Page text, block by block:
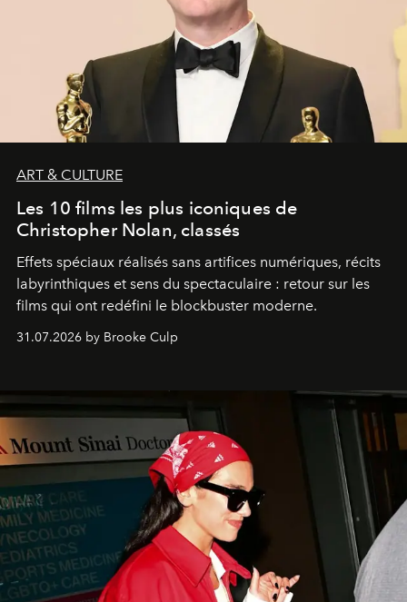
ART & CULTURE
Les 10 films les plus iconiques de
Christopher Nolan, classés
Effets spéciaux réalisés sans artifices numériques, récits
labyrinthiques et sens du spectaculaire : retour sur les
films qui ont redéfini le blockbuster moderne.
31.07.2026 by Brooke Culp